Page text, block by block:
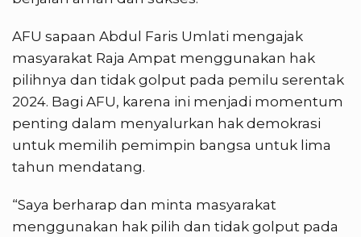
AFU sapaan Abdul Faris Umlati mengajak
masyarakat Raja Ampat menggunakan hak
pilihnya dan tidak golput pada pemilu serentak
2024. Bagi AFU, karena ini menjadi momentum
penting dalam menyalurkan hak demokrasi
untuk memilih pemimpin bangsa untuk lima
tahun mendatang.
“Saya berharap dan minta masyarakat
menggunakan hak pilih dan tidak golput pada